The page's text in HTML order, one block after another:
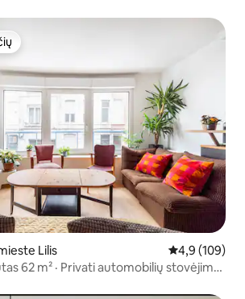
Lilis Vidutinis
4,9 (109)
62 m² · Privati automobilių stovėjimo